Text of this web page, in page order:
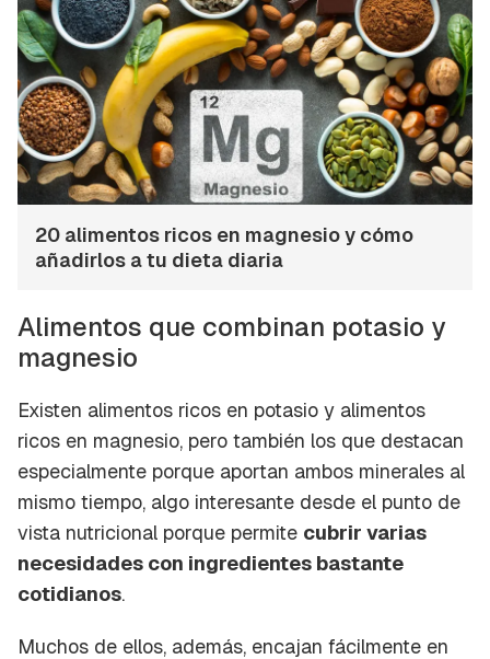
20 alimentos ricos en magnesio y cómo
añadirlos a tu dieta diaria
Alimentos que combinan potasio y
magnesio
Existen alimentos ricos en potasio y alimentos
ricos en magnesio, pero también los que destacan
especialmente porque aportan ambos minerales al
mismo tiempo, algo interesante desde el punto de
vista nutricional porque permite cubrir varias
necesidades con ingredientes bastante
cotidianos.
Muchos de ellos, además, encajan fácilmente en